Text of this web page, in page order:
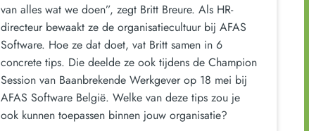
van alles wat we doen”, zegt Britt Breure. Als HR-
directeur bewaakt ze de organisatiecultuur bij AFAS
Software. Hoe ze dat doet, vat Britt samen in 6
concrete tips. Die deelde ze ook tijdens de Champion
Session van Baanbrekende Werkgever op 18 mei bij
AFAS Software België. Welke van deze tips zou je
ook kunnen toepassen binnen jouw organisatie?